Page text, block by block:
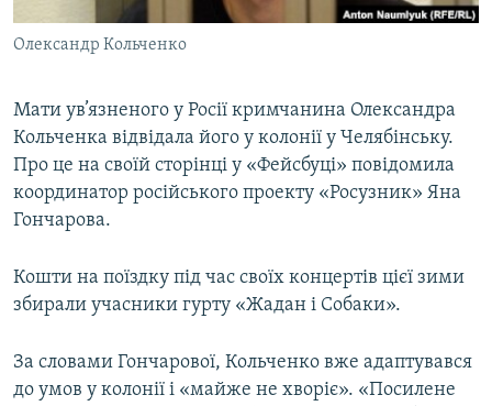
РУС
УКР
КТАТ
Усі сайти RFE/RL
Олександр Кольченко
Мати ув’язненого у Росії кримчанина Олександра
Кольченка відвідала його у колонії у Челябінську.
Про це на своїй сторінці у «Фейсбуці» повідомила
координатор російського проекту «Росузник» Яна
Гончарова.
Кошти на поїздку під час своїх концертів цієї зими
збирали учасники гурту «Жадан і Собаки».
За словами Гончарової, Кольченко вже адаптувався
до умов у колонії і «майже не хворіє». «Посилене